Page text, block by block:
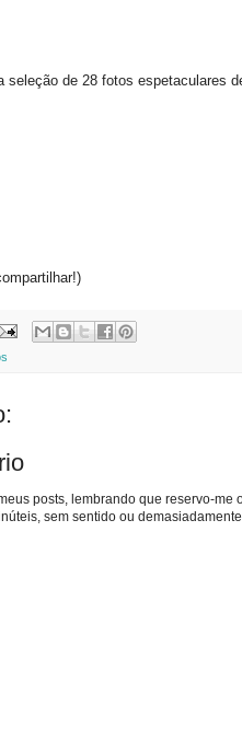
seleção de 28 fotos espetaculares
posts, lembrando que reservo-
sem sentido ou